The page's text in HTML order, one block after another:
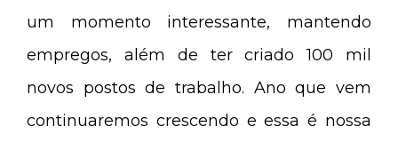
um momento interessante, mantendo
empregos, além de ter criado 100 mil
novos postos de trabalho. Ano que vem
continuaremos crescendo e essa é nossa